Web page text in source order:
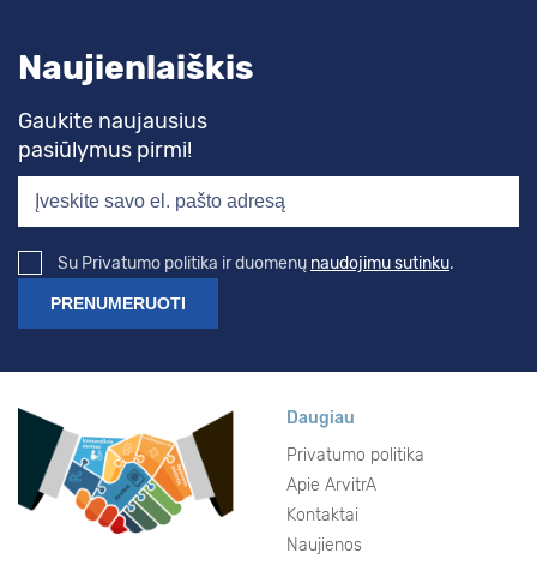
Naujienlaiškis
Gaukite naujausius
pasiūlymus pirmi!
Su Privatumo politika ir duomenų naudojimu sutinku.
Daugiau
Privatumo politika
Apie ArvitrA
Kontaktai
Naujienos